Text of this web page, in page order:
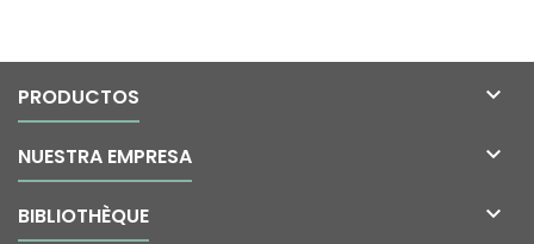
PRODUCTOS 
NUESTRA EMPRESA 
BIBLIOTHÈQUE 